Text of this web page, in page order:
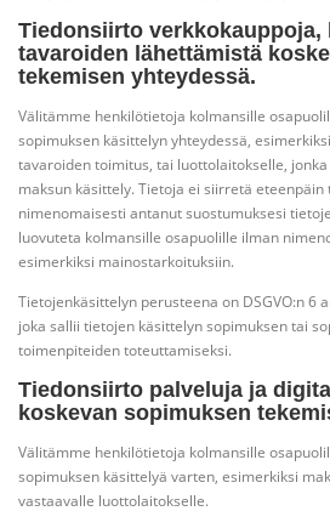
Tiedonsiirto verkkokauppoja,
tavaroiden lähettämistä
tekemisen yhteydessä.
Välitämme henkilötietoja kolmansille
sopimuksen käsittelyn yhteydessä,
tavaroiden toimitus, tai luottolaitokselle,
maksun käsittely. Tietoja ei siirretä eteenpäin
nimenomaisesti antanut suostumuksesi
luovuteta kolmansille osapuolille ilman
esimerkiksi mainostarkoituksiin.
Tietojenkäsittelyn perusteena on DSGVO:n 6
joka sallii tietojen käsittelyn sopimuksen tai
toimenpiteiden toteuttamiseksi.
Tiedonsiirto palveluja ja
koskevan sopimuksen
Välitämme henkilötietoja kolmansille
sopimuksen käsittelyä varten, esimerkiksi
vastaavalle luottolaitokselle.